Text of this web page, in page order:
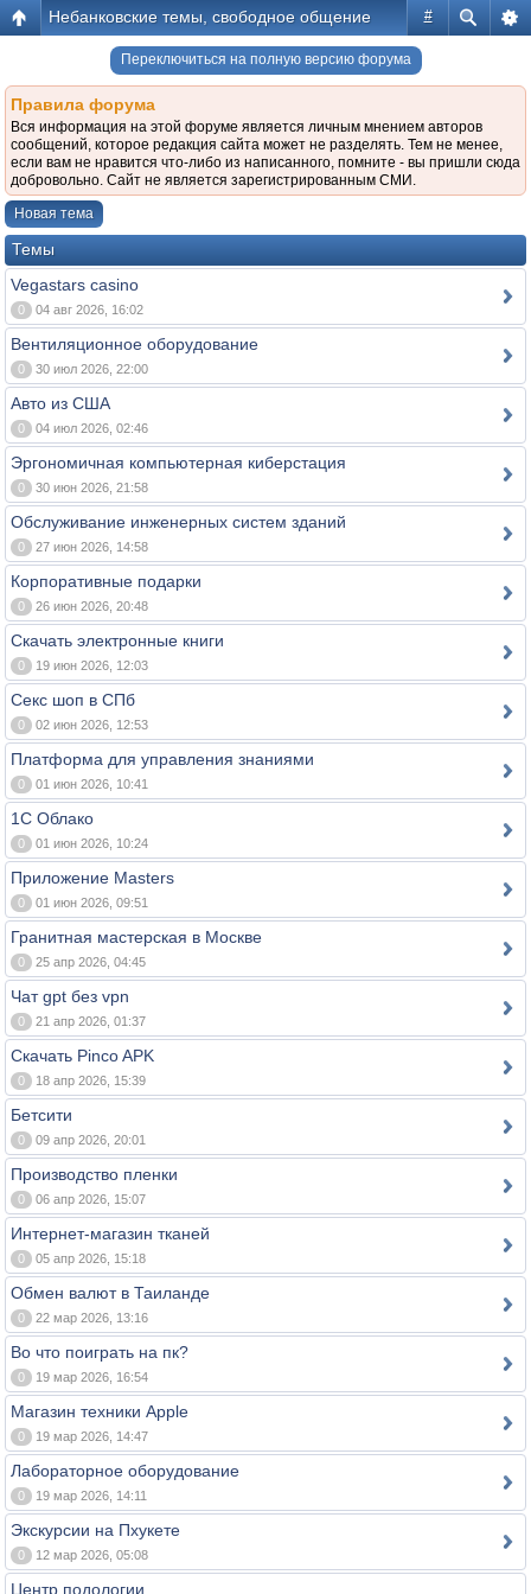
#
Небанковские темы, свободное общение
Переключиться на полную версию форума
Правила форума
Вся информация на этой форуме является личным мнением авторов
сообщений, которое редакция сайта может не разделять. Тем не менее,
если вам не нравится что-либо из написанного, помните - вы пришли сюда
добровольно. Сайт не является зарегистрированным СМИ.
Новая тема
Темы
Vegastars casino
0 04 авг 2026, 16:02
Вентиляционное оборудование
0 30 июл 2026, 22:00
Авто из США
0 04 июл 2026, 02:46
Эргономичная компьютерная киберстация
0 30 июн 2026, 21:58
Обслуживание инженерных систем зданий
0 27 июн 2026, 14:58
Корпоративные подарки
0 26 июн 2026, 20:48
Скачать электронные книги
0 19 июн 2026, 12:03
Секс шоп в СПб
0 02 июн 2026, 12:53
Платформа для управления знаниями
0 01 июн 2026, 10:41
1С Облако
0 01 июн 2026, 10:24
Приложение Masters
0 01 июн 2026, 09:51
Гранитная мастерская в Москве
0 25 апр 2026, 04:45
Чат gpt без vpn
0 21 апр 2026, 01:37
Скачать Pinco APK
0 18 апр 2026, 15:39
Бетсити
0 09 апр 2026, 20:01
Производство пленки
0 06 апр 2026, 15:07
Интернет-магазин тканей
0 05 апр 2026, 15:18
Обмен валют в Таиланде
0 22 мар 2026, 13:16
Во что поиграть на пк?
0 19 мар 2026, 16:54
Магазин техники Apple
0 19 мар 2026, 14:47
Лабораторное оборудование
0 19 мар 2026, 14:11
Экскурсии на Пхукете
0 12 мар 2026, 05:08
Центр подологии